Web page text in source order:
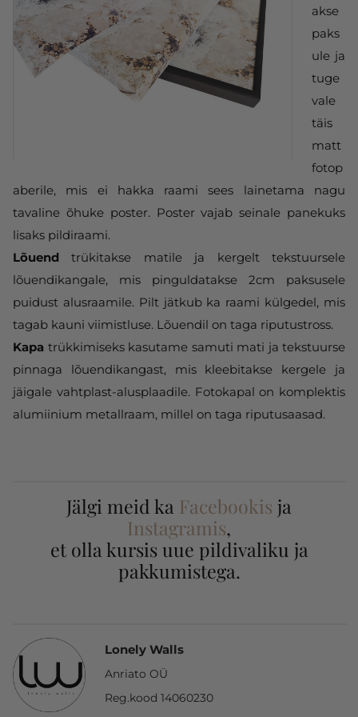
akse
paks
ule ja
tuge
vale
täis
matt
fotop
aberile, mis ei hakka raami sees lainetama nagu
tavaline õhuke poster. Poster vajab seinale panekuks
lisaks pildiraami.
Lõuend trükitakse matile ja kergelt tekstuursele
lõuendikangale, mis pinguldatakse 2cm paksusele
puidust alusraamile. Pilt jätkub ka raami külgedel, mis
tagab kauni viimistluse. Lõuendil on taga riputustross.
Kapa trükkimiseks kasutame samuti mati ja tekstuurse
pinnaga lõuendikangast, mis kleebitakse kergele ja
jäigale vahtplast-alusplaadile. Fotokapal on komplektis
alumiinium metallraam, millel on taga riputusaasad.
Jälgi meid ka Facebookis ja
Instagramis,
et olla kursis uue pildivaliku ja
pakkumistega.
Lonely Walls
Anriato OÜ
Reg.kood 14060230